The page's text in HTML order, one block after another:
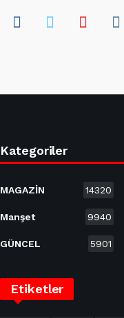
Kategoriler
MAGAZİN 14320
Manşet 9940
GÜNCEL 5901
Etiketler